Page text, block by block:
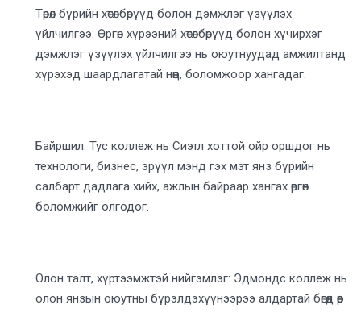
Төрөл бүрийн хөтөлбөрүүд болон дэмжлэг үзүүлэх
үйлчилгээ: Өргөн хүрээний хөтөлбөрүүд болон хүчирхэг
дэмжлэг үзүүлэх үйлчилгээ нь оюутнуудад амжилтанд
хүрэхэд шаардлагатай нөөц, боломжоор хангадаг.
Байршил: Тус коллеж нь Сиэтл хоттой ойр оршдог нь
технологи, бизнес, эрүүл мэнд гэх мэт янз бүрийн
салбарт дадлага хийх, ажлын байраар хангах өргөн
боломжийг олгодог.
Олон талт, хүртээмжтэй нийгэмлэг: Эдмондс коллеж нь
олон янзын оюутны бүрэлдэхүүнээрээ алдартай бөгөөд өөр